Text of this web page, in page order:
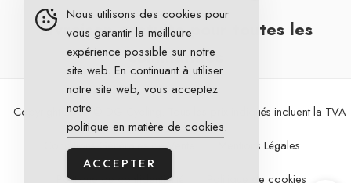
Livraison gratuite pour toutes les
commandes
Copyright 2026 © DG Cycling. Tous les prix indiqués incluent la TVA
Conditions Générales de Vente Mentions Légales
Politique de confidentialité Politique de cookies
Nous utilisons des cookies pour
vous garantir la meilleure
expérience possible sur notre
site web. En continuant à utiliser
notre site web, vous acceptez
notre
politique en matière de cookies.
ACCEPTER